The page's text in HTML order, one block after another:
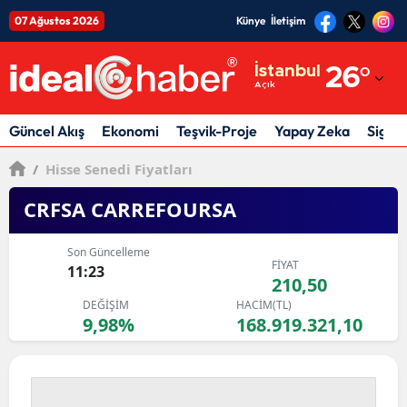
07 Ağustos 2026 Künye İletişim
İstanbul
Açık 26°
Adıyaman
Afyonkarahisar
Antalya
Artvin
Güncel Akış Ekonomi Teşvik-Proje Yapay Zeka
/ Hisse Senedi Fiyatları
CRFSA CARREFOURSA
Son Güncelleme
11:23 FİYAT
210,50
DEĞİŞİM
9,98%
HACİM(TL)
168.919.321,10